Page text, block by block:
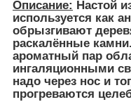
Описание: Настой
используется как
обрызгивают
раскалённые
ароматный пар
ингаляционными
надо через нос и
прогреваются